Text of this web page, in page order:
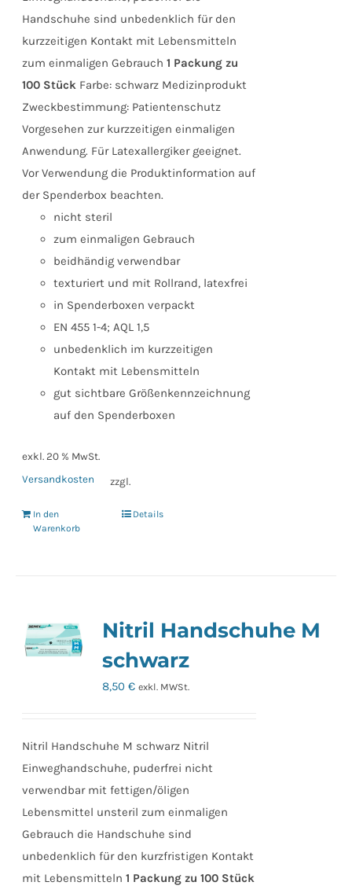
Handschuhe sind unbedenklich für den
kurzzeitigen Kontakt mit Lebensmitteln
zum einmaligen Gebrauch1 Packung zu
100 Stück Farbe: schwarz Medizinprodukt
Zweckbestimmung: Patientenschutz
Vorgesehen zur kurzzeitigen einmaligen
Anwendung. Für Latexallergiker geeignet.
Vor Verwendung die Produktinformation auf
der Spenderbox beachten.
nicht steril
zum einmaligen Gebrauch
beidhändig verwendbar
texturiert und mit Rollrand, latexfrei
in Spenderboxen verpackt
EN 455 1-4; AQL 1,5
unbedenklich im kurzzeitigen
Kontakt mit Lebensmitteln
gut sichtbare Größenkennzeichnung
auf den Spenderboxen
exkl. 20 % MwSt.
zzgl.
Versandkosten
In den
Warenkorb
Details
Nitril Handschuhe M
schwarz
8,50€ exkl. MWSt.
Nitril Handschuhe M schwarz Nitril
Einweghandschuhe, puderfrei nicht
verwendbar mit fettigen/öligen
Lebensmittel unsteril zum einmaligen
Gebrauch die Handschuhe sind
unbedenklich für den kurzfristigen Kontakt
mit Lebensmitteln1 Packung zu 100 Stück